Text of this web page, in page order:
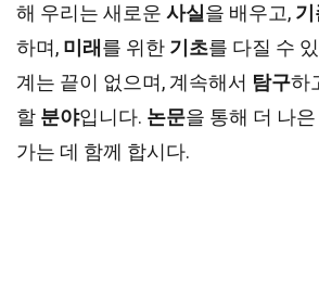
해 우리는 새로운 사실 을 배우고,
하며, 미래 를 위한 기초를 다질 수
계는 끝이 없으며, 계속해서 탐구하
할 분야입니다. 논문을 통해 더 나은
가는 데 함께 합시다.